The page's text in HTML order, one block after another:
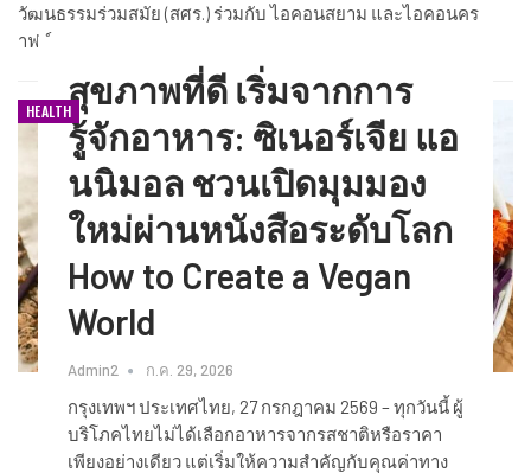
วัฒนธรรมร่วมสมัย (สศร.) ร่วมกับ ไอคอนสยาม และไอคอนคร
าฟต์…
HEALTHสุขภาพที่ดี เริ่มจากการ
รู้จักอาหาร: ซิเนอร์เจีย แอ
นนิมอล ชวนเปิดมุมมอง
ใหม่ผ่านหนังสือระดับโลก
How to Create a Vegan
World
Admin2 ก.ค. 29, 2026
กรุงเทพฯ ประเทศไทย, 27 กรกฎาคม 2569 – ทุกวันนี้ ผู้
บริโภคไทยไม่ได้เลือกอาหารจากรสชาติหรือราคา
เพียงอย่างเดียว แต่เริ่มให้ความสำคัญกับคุณค่าทาง